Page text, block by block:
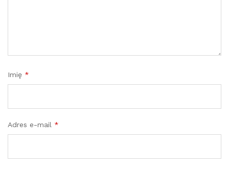
Imię *
Adres e-mail *